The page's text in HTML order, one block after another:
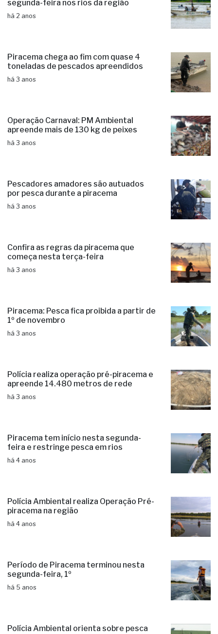
segunda-feira nos rios da região
há 2 anos
Piracema chega ao fim com quase 4
toneladas de pescados apreendidos
há 3 anos
Operação Carnaval: PM Ambiental
apreende mais de 130 kg de peixes
há 3 anos
Pescadores amadores são autuados
por pesca durante a piracema
há 3 anos
Confira as regras da piracema que
começa nesta terça-feira
há 3 anos
Piracema: Pesca fica proibida a partir de
1º de novembro
há 3 anos
Polícia realiza operação pré-piracema e
apreende 14.480 metros de rede
há 3 anos
Piracema tem início nesta segunda-
feira e restringe pesca em rios
há 4 anos
Polícia Ambiental realiza Operação Pré-
piracema na região
há 4 anos
Período de Piracema terminou nesta
segunda-feira, 1º
há 5 anos
Polícia Ambiental orienta sobre pesca